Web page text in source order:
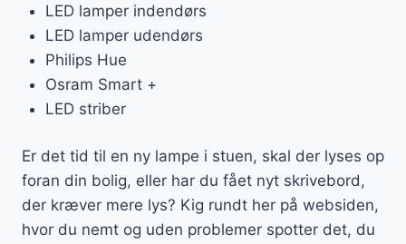
LED lamper indendørs
LED lamper udendørs
Philips Hue
Osram Smart +
LED striber
Er det tid til en ny lampe i stuen, skal der lyses op
foran din bolig, eller har du fået nyt skrivebord,
der kræver mere lys? Kig rundt her på websiden,
hvor du nemt og uden problemer spotter det, du